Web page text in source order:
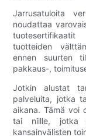
Jarrusatuloita
noudattaa
tuotteiden
ennen suurten
pakkaus-,
Jotkin alustat
palveluita, jotka
aikana. Tämä voi
tai niille, jotka
kansainvälisten